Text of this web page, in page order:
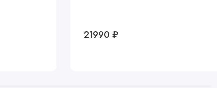
21990 ₽